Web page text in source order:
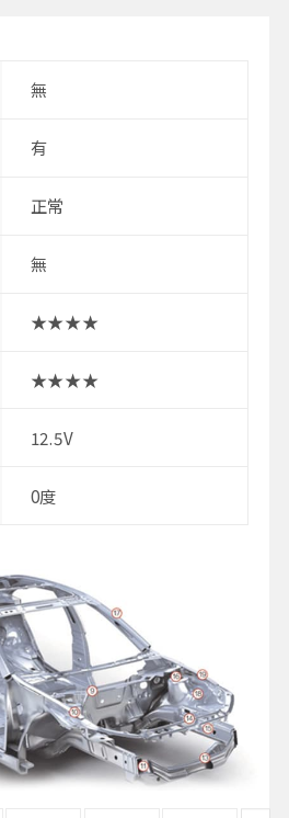
無
有
正常
無
★★★★
★★★★
12.5V
0度